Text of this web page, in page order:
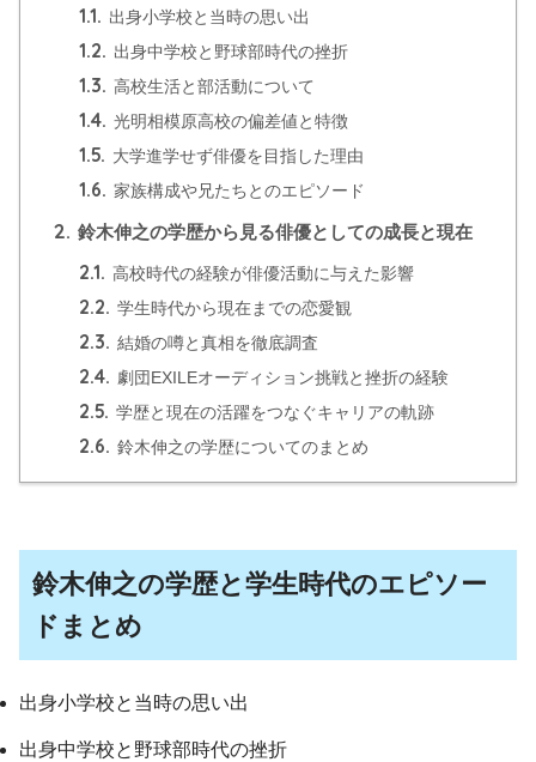
1.1. 出身小学校と当時の思い出
1.2. 出身中学校と野球部時代の挫折
1.3. 高校生活と部活動について
1.4. 光明相模原高校の偏差値と特徴
1.5. 大学進学せず俳優を目指した理由
1.6. 家族構成や兄たちとのエピソード
2. 鈴木伸之の学歴から見る俳優としての成長と現在
2.1. 高校時代の経験が俳優活動に与えた影響
2.2. 学生時代から現在までの恋愛観
2.3. 結婚の噂と真相を徹底調査
2.4. 劇団EXILEオーディション挑戦と挫折の経験
2.5. 学歴と現在の活躍をつなぐキャリアの軌跡
2.6. 鈴木伸之の学歴についてのまとめ
鈴木伸之の学歴と学生時代のエピソー
ドまとめ
出身小学校と当時の思い出
出身中学校と野球部時代の挫折